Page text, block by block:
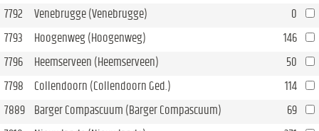
7792
Venebrugge (Venebrugge)
0
7793
Hoogenweg (Hoogenweg)
146
7796
Heemserveen (Heemserveen)
50
7798
Collendoorn (Collendoorn Ged.)
114
7889
Barger Compascuum (Barger Compascuum)
69